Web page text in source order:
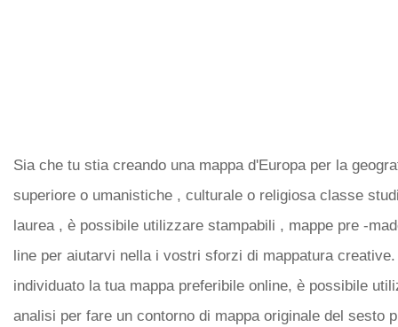
Sia che tu stia creando una mappa d'Europa per la
superiore o umanistiche , culturale o religiosa classe
laurea , è possibile utilizzare stampabili , mappe pre -
line per aiutarvi nella i vostri sforzi di mappatura
individuato la tua mappa preferibile online, è possibile
analisi per fare un contorno di mappa originale del sesto